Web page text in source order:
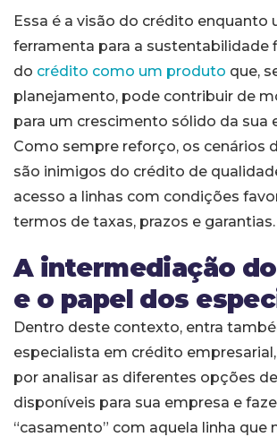
Essa é a visão do crédito enquanto
ferramenta para a sustentabilidade
do crédito como um produto que,
planejamento, pode contribuir de
para um crescimento sólido da sua
Como sempre reforço, os cenários
são inimigos do crédito de
acesso a linhas com condições
termos de taxas, prazos e garantias.
A intermediação
e o papel dos
Dentro deste contexto, entra
especialista em crédito
por analisar as diferentes opções
disponíveis para sua empresa e
“casamento” com aquela linha que